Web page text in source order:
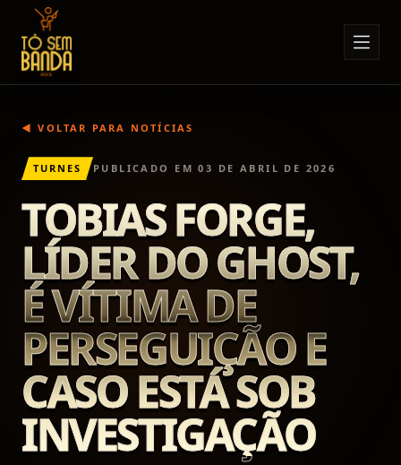
Sobre Nós
Eventos
Minha Conta
Contato
◀ VOLTAR PARA NOTÍCIAS
TURNES PUBLICADO EM03 DE ABRIL DE 2026
TOBIAS FORGE,
LÍDER DO GHOST,
É VÍTIMA DE
PERSEGUIÇÃO E
CASO ESTÁ SOB
INVESTIGAÇÃO